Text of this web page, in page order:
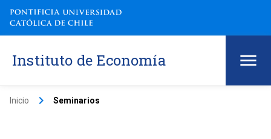
Instituto de Economía
Inicio keyboard_arrow_right Seminarios